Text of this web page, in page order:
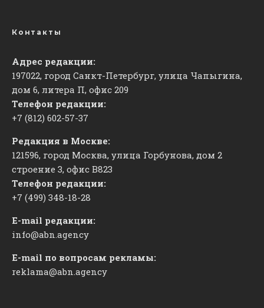
Контакты
Адрес редакции:
197022, город Санкт-Петербург, улица Чапыгина,
дом 6, литера П, офис 209
Телефон редакции:
+7 (812) 602-57-37
Редакция в Москве:
121596, город Москва, улица Горбунова, дом 2
строение 3, офис ​В823
Телефон редакции:
+7 (499) 348-18-28
E-mail редакции:
info@abn.agency
E-mail по вопросам рекламы:
reklama@abn.agency